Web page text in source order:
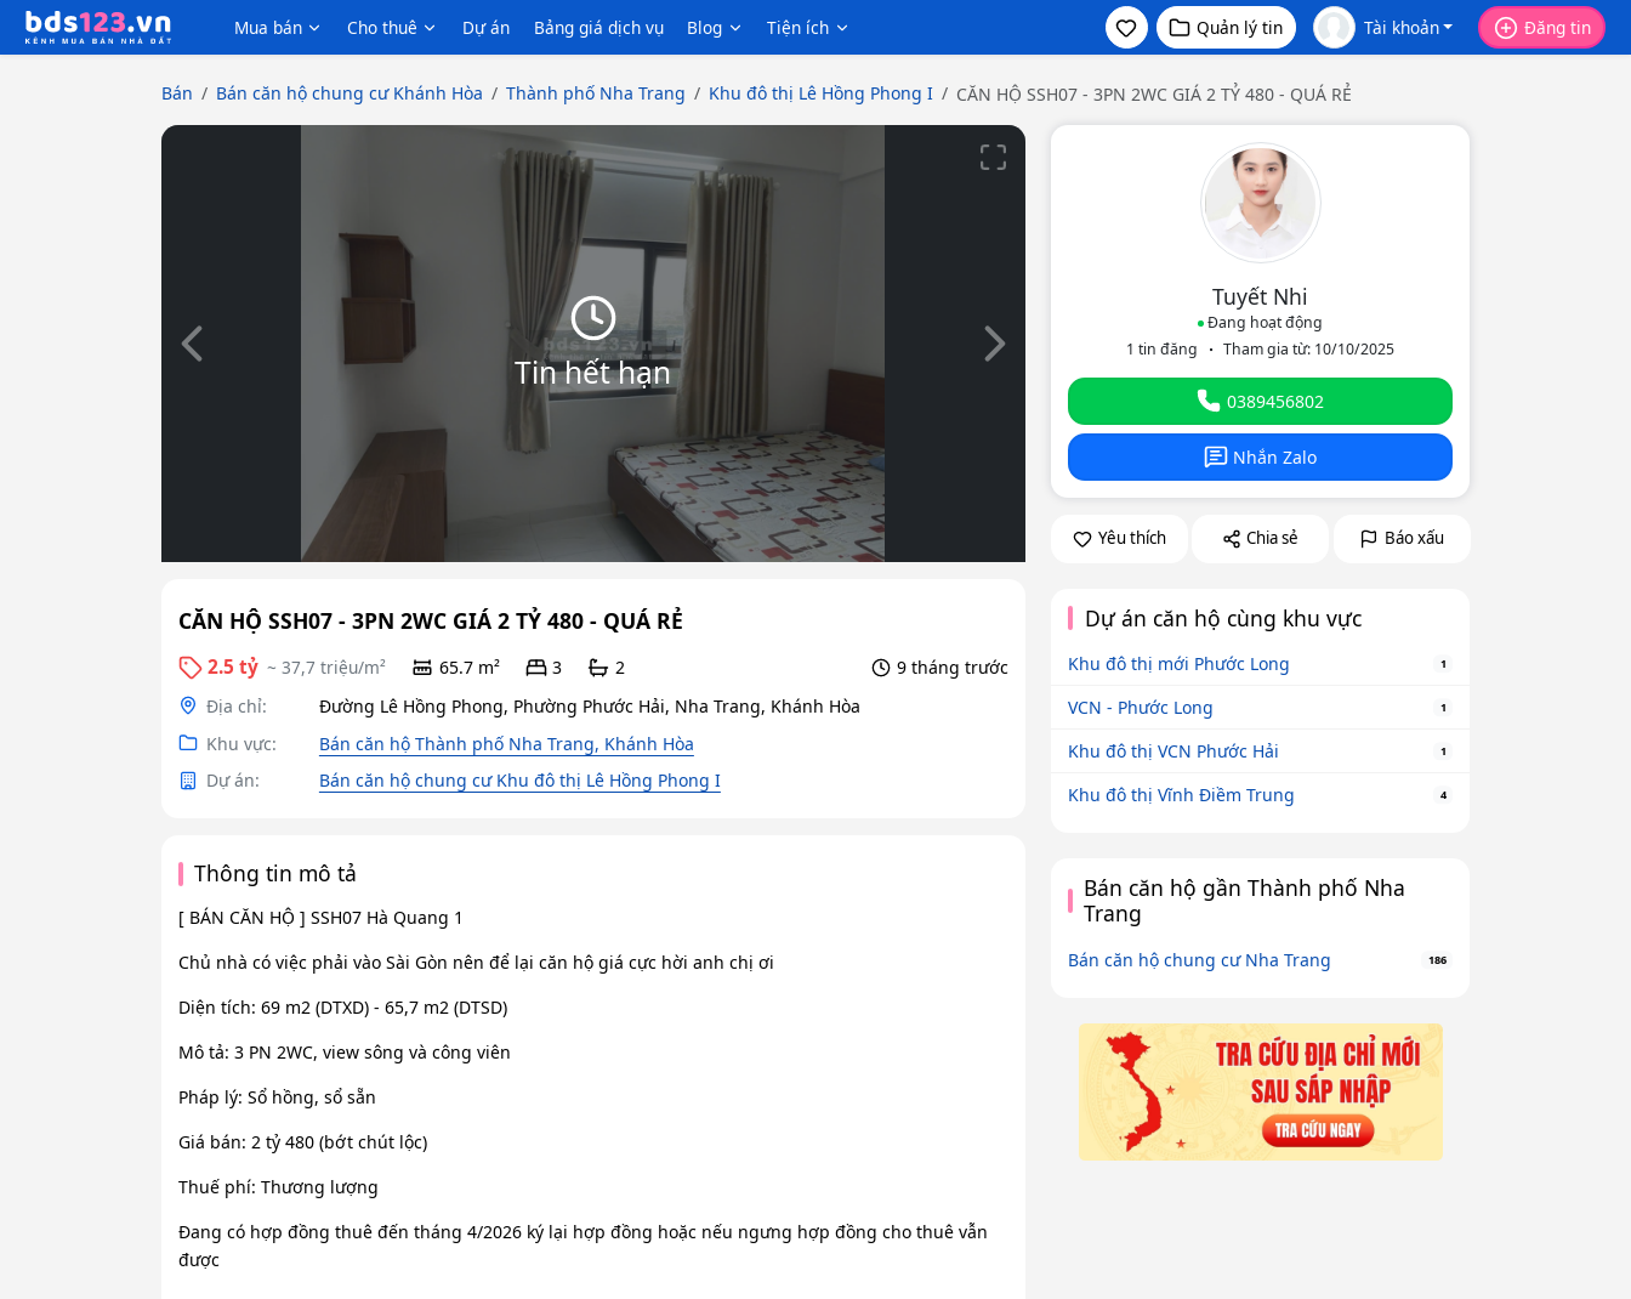
Mua bán Cho thuê Dự án Bảng giá dịch vụ Blog Tiện ích Quản lý tin Tài khoản Đăng tin
Bán Bán căn hộ chung cư Khánh Hòa Thành phố Nha Trang Khu đô thị Lê Hồng Phong I CĂN HỘ SSH07 - 3PN 2WC GIÁ 2 TỶ 480 - QUÁ RẺ
Tin hết hạn
Slide trước Slide tiếp theo
CĂN HỘ SSH07 - 3PN 2WC GIÁ 2 TỶ 480 - QUÁ RẺ
2.5 tỷ ~ 37,7 triệu/m² 65.7 m² 3 2
9 tháng trước
Địa chỉ:
Đường Lê Hồng Phong, Phường Phước Hải, Nha Trang, Khánh Hòa
Khu vực:
Bán căn hộ Thành phố Nha Trang, Khánh Hòa
Dự án:
Bán căn hộ chung cư Khu đô thị Lê Hồng Phong I
Thông tin mô tả
[ BÁN CĂN HỘ ] SSH07 Hà Quang 1
Chủ nhà có việc phải vào Sài Gòn nên để lại căn hộ giá cực hời anh chị ơi
Diện tích: 69 m2 (DTXD) - 65,7 m2 (DTSD)
Mô tả: 3 PN 2WC, view sông và công viên
Pháp lý: Sổ hồng, sổ sẵn
Giá bán: 2 tỷ 480 (bớt chút lộc)
Thuế phí: Thương lượng
Đang có hợp đồng thuê đến tháng 4/2026 ký lại hợp đồng hoặc nếu ngưng hợp đồng cho thuê vẫn
được
Tuyết Nhi
Đang hoạt động
1 tin đăng
Tham gia từ: 10/10/2025
0389456802
Nhắn Zalo
Yêu thích Chia sẻ Báo xấu
Dự án căn hộ cùng khu vực
Khu đô thị mới Phước Long 1
VCN - Phước Long 1
Khu đô thị VCN Phước Hải 1
Khu đô thị Vĩnh Điềm Trung 4
Bán căn hộ gần Thành phố Nha
Trang
Bán căn hộ chung cư Nha Trang 186